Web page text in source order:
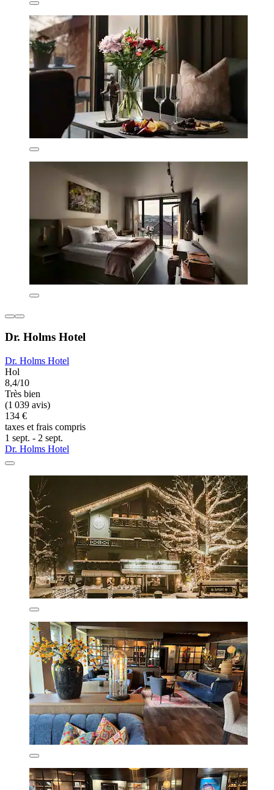
Dr. Holms Hotel
Dr. Holms Hotel
Hol
8,4/10
Très bien
(1 039 avis)
134 €
taxes et frais compris
1 sept. - 2 sept.
Dr. Holms Hotel